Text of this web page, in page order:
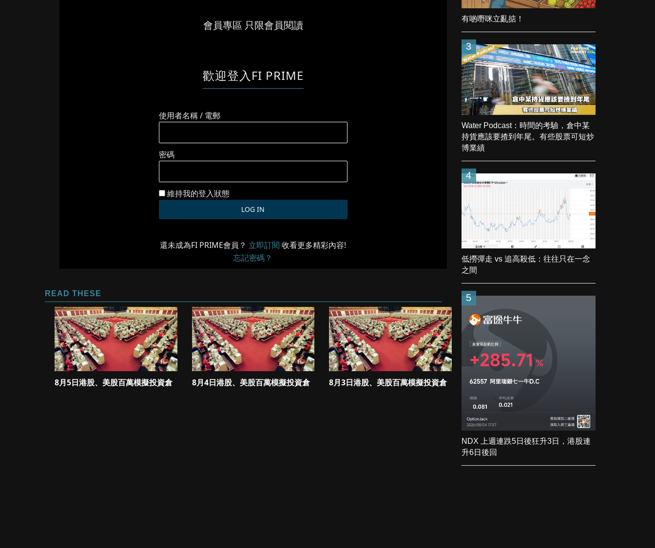
會員專區 只限會員閱讀
歡迎登入FI PRIME
使用者名稱 / 電郵
密碼
維持我的登入狀態
還未成為FI PRIME會員？ 立即訂閱 收看更多精彩內容!
忘記密碼？
READ THESE
8月5日港股、美股百萬模擬投資倉 8月4日港股、美股百萬模擬投資倉 8月3日港股、美股百萬模擬投資倉
有啲嘢咪立亂掂！
3
Water Podcast：時間的考驗，倉中某
持貨應該要揸到年尾。有些股票可短炒
博業績
4
低撈彈走 vs 追高殺低：往往只在一念
之間
5
NDX 上週連跌5日後狂升3日，港股連
升6日後回